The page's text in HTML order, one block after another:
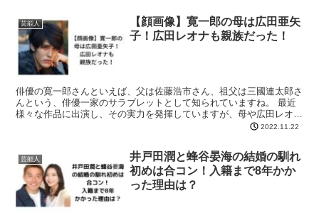
芸能人
【顔画像】寛一郎の母は広田亜矢
子！広田レオナも親族だった！
俳優の寛一郎さんといえば、父は佐藤浩市さん、祖父は三國連太郎さ
んという、俳優一家のサラブレットとして知られていますね。 最近
様々な作品に出演し、その実力を発揮していますが、母や広田レオナ
さんとの関係も話題になっているようです。 今回は、寛一...2022.11.22
芸能人
井戸田潤と蜂谷晏海の結婚の馴れ
初めは合コン！入籍まで8年かか
った理由は？